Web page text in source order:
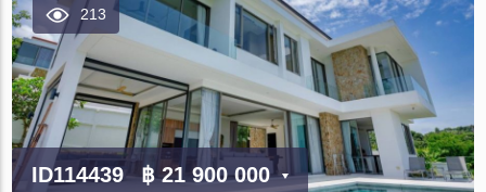
213
ID114439 ฿ 21 900 000